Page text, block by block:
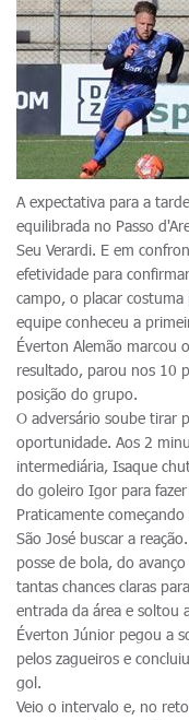
A expectativa para a
equilibrada no Passo
Seu Verardi. E em
efetividade para
campo, o placar
equipe conheceu a
Éverton Alemão marcou
resultado, parou nos 10
posição do grupo.
O adversário soube tirar
oportunidade. Aos 2
intermediária, Isaque
do goleiro Igor para
Praticamente
São José buscar a
posse de bola, do
tantas chances claras
entrada da área e soltou
Éverton Júnior pegou a
pelos zagueiros e
gol.
Veio o intervalo e, no